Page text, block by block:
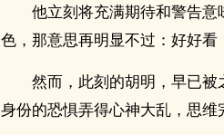
他立刻将充满期待和警告
色，那意思再明显不过：好好看
然而，此刻的胡明，早已
身份的恐惧弄得心神大乱，思维